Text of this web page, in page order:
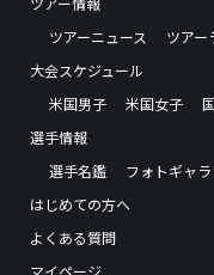
ツアーニュース
ツアー
大会スケジュール
米国男子
米国女子
選手情報
選手名鑑
フォトギャ
はじめての方へ
よくある質問
マイページ